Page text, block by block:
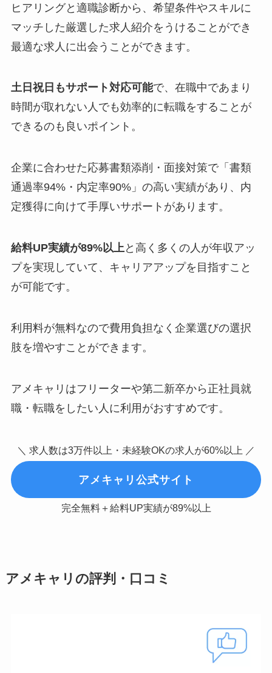
ヒアリングと適職診断から、希望条件やスキルに
マッチした厳選した求人紹介をうけることができ
最適な求人に出会うことができます。
土日祝日もサポート対応可能で、在職中であまり
時間が取れない人でも効率的に転職をすることが
できるのも良いポイント。
企業に合わせた応募書類添削・面接対策で「書類
通過率94%・内定率90%」の高い実績があり、内
定獲得に向けて手厚いサポートがあります。
給料UP実績が89%以上と高く多くの人が年収アッ
プを実現していて、キャリアアップを目指すこと
が可能です。
利用料が無料なので費用負担なく企業選びの選択
肢を増やすことができます。
アメキャリはフリーターや第二新卒から正社員就
職・転職をしたい人に利用がおすすめです。
＼ 求人数は3万件以上・未経験OKの求人が60%以上 ／
アメキャリ公式サイト
完全無料＋給料UP実績が89%以上
アメキャリの評判・口コミ